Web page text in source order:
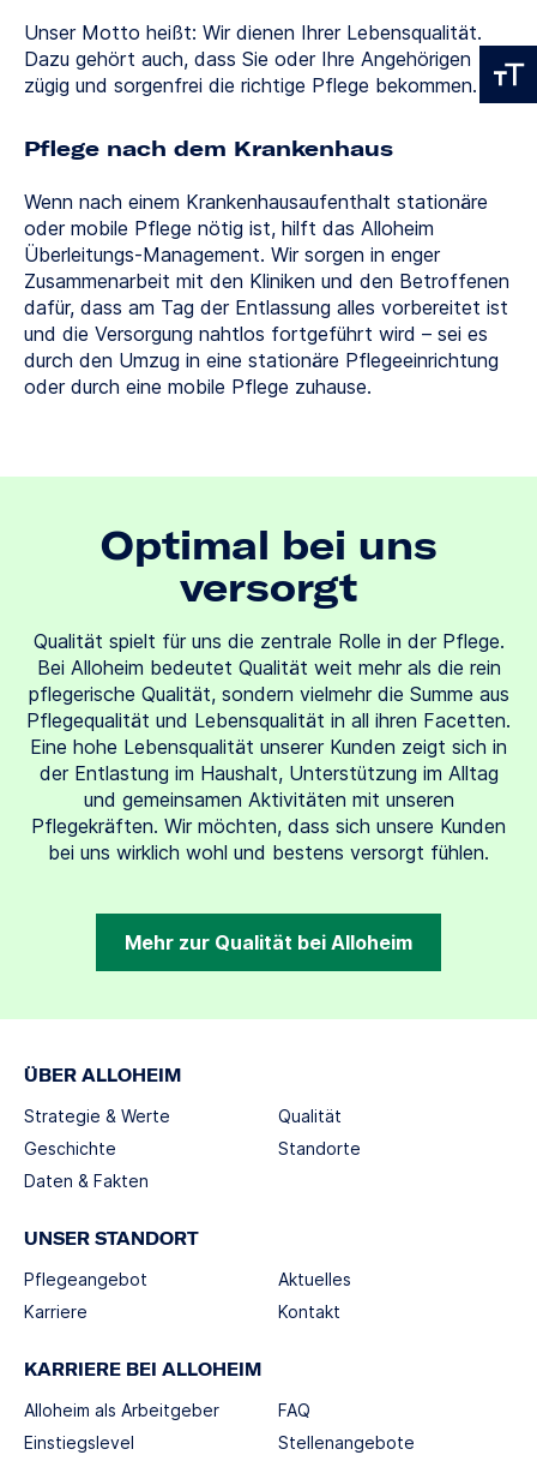
Unser Motto heißt: Wir dienen Ihrer Lebensqualität.
Dazu gehört auch, dass Sie oder Ihre Angehörigen
zügig und sorgenfrei die richtige Pflege bekommen.
Pflege nach dem Krankenhaus
Wenn nach einem Krankenhausaufenthalt stationäre
oder mobile Pflege nötig ist, hilft das Alloheim
Überleitungs-Management. Wir sorgen in enger
Zusammenarbeit mit den Kliniken und den Betroffenen
dafür, dass am Tag der Entlassung alles vorbereitet ist
und die Versorgung nahtlos fortgeführt wird – sei es
durch den Umzug in eine stationäre Pflegeeinrichtung
oder durch eine mobile Pflege zuhause.
Optimal bei uns
versorgt
Qualität spielt für uns die zentrale Rolle in der Pflege.
Bei Alloheim bedeutet Qualität weit mehr als die rein
pflegerische Qualität, sondern vielmehr die Summe aus
Pflegequalität und Lebensqualität in all ihren Facetten.
Eine hohe Lebensqualität unserer Kunden zeigt sich in
der Entlastung im Haushalt, Unterstützung im Alltag
und gemeinsamen Aktivitäten mit unseren
Pflegekräften. Wir möchten, dass sich unsere Kunden
bei uns wirklich wohl und bestens versorgt fühlen.
Mehr zur Qualität bei Alloheim
ÜBER ALLOHEIM
Strategie & Werte
Geschichte
Daten & Fakten
Qualität
Standorte
UNSER STANDORT
Pflegeangebot
Karriere
Aktuelles
Kontakt
KARRIERE BEI ALLOHEIM
Alloheim als Arbeitgeber
Einstiegslevel
FAQ
Stellenangebote